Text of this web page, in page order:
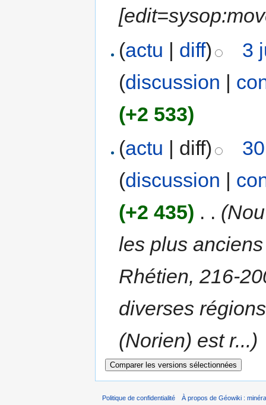
(actu | diff)
3
(discussion |
(+2 533)
(actu | diff)
(discussion |
(+2 435) . .
les plus
Rhétien, 216-
diverses
(Norien) est r...)
Politique de confidentialité À propos de Géowiki :